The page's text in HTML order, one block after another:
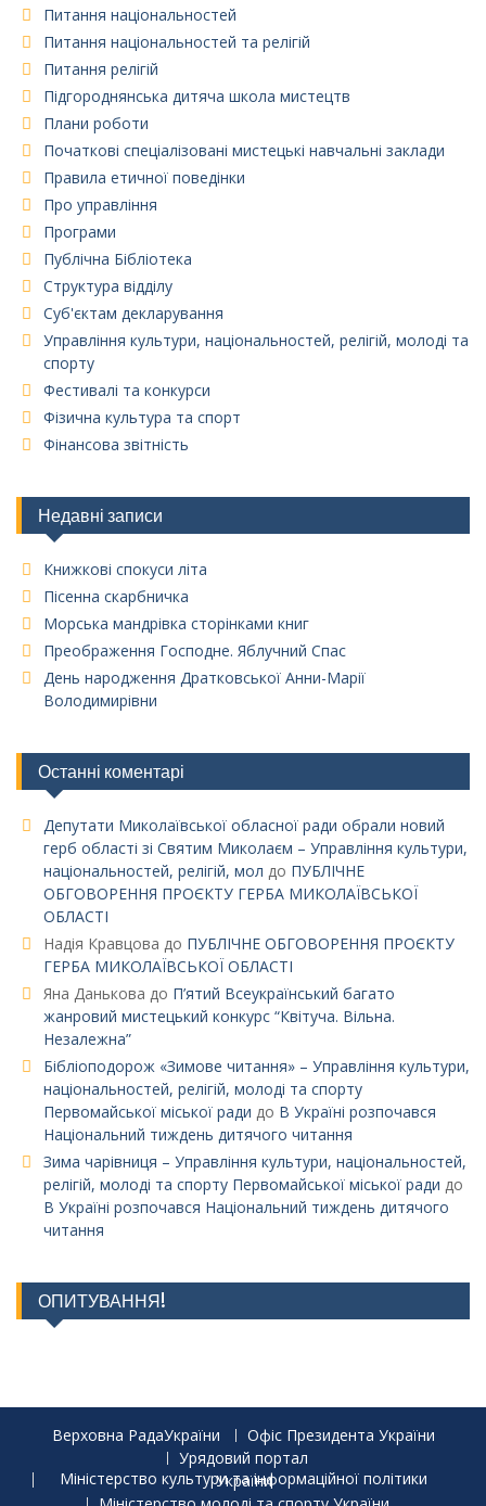
Питання національностей
Питання національностей та релігій
Питання релігій
Підгороднянська дитяча школа мистецтв
Плани роботи
Початкові спеціалізовані мистецькі навчальні заклади
Правила етичної поведінки
Про управління
Програми
Публічна Бібліотека
Структура відділу
Суб'єктам декларування
Управління культури, національностей, релігій, молоді та
спорту
Фестивалі та конкурси
Фізична культура та спорт
Фінансова звітність
Недавні записи
Книжкові спокуси літа
Пісенна скарбничка
Морська мандрівка сторінками книг
Преображення Господне. Яблучний Спас
День народження Дратковської Анни-Марії
Володимирівни
Останні коментарі
Депутати Миколаївської обласної ради обрали новий
герб області зі Святим Миколаєм – Управління культури,
національностей, релігій, мол до ПУБЛІЧНЕ
ОБГОВОРЕННЯ ПРОЄКТУ ГЕРБА МИКОЛАЇВСЬКОЇ
ОБЛАСТІ
Надія Кравцова до ПУБЛІЧНЕ ОБГОВОРЕННЯ ПРОЄКТУ
ГЕРБА МИКОЛАЇВСЬКОЇ ОБЛАСТІ
Яна Данькова до П’ятий Всеукраїнський багато
жанровий мистецький конкурс “Квітуча. Вільна.
Незалежна”
Бібліоподорож «Зимове читання» – Управління культури,
національностей, релігій, молоді та спорту
Первомайської міської ради до В Україні розпочався
Національний тиждень дитячого читання
Зима чарівниця – Управління культури, національностей,
релігій, молоді та спорту Первомайської міської ради до
В Україні розпочався Національний тиждень дитячого
читання
ОПИТУВАННЯ!
Верховна РадаУкраїни
Офіс Президента України
Урядовий портал
Міністерство культури та інформаційної політики України